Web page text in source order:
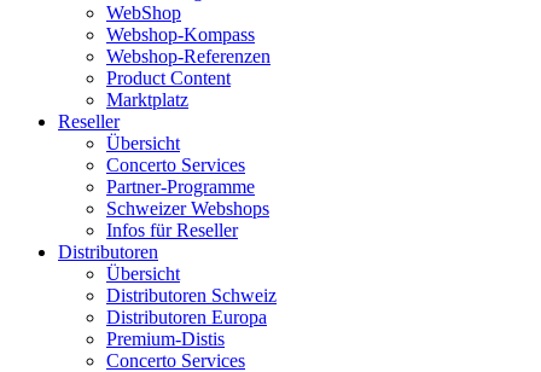
WebShop
Webshop-Kompass
Webshop-Referenzen
Product Content
Marktplatz
Reseller
Übersicht
Concerto Services
Partner-Programme
Schweizer Webshops
Infos für Reseller
Distributoren
Übersicht
Distributoren Schweiz
Distributoren Europa
Premium-Distis
Concerto Services